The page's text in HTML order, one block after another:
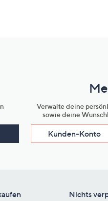
Verwalte deine
sowie deine
Kunden-Konto
Nichts